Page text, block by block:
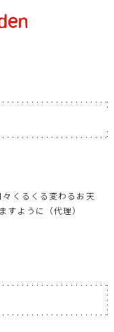
くるくる変わるお天
すように（代理）